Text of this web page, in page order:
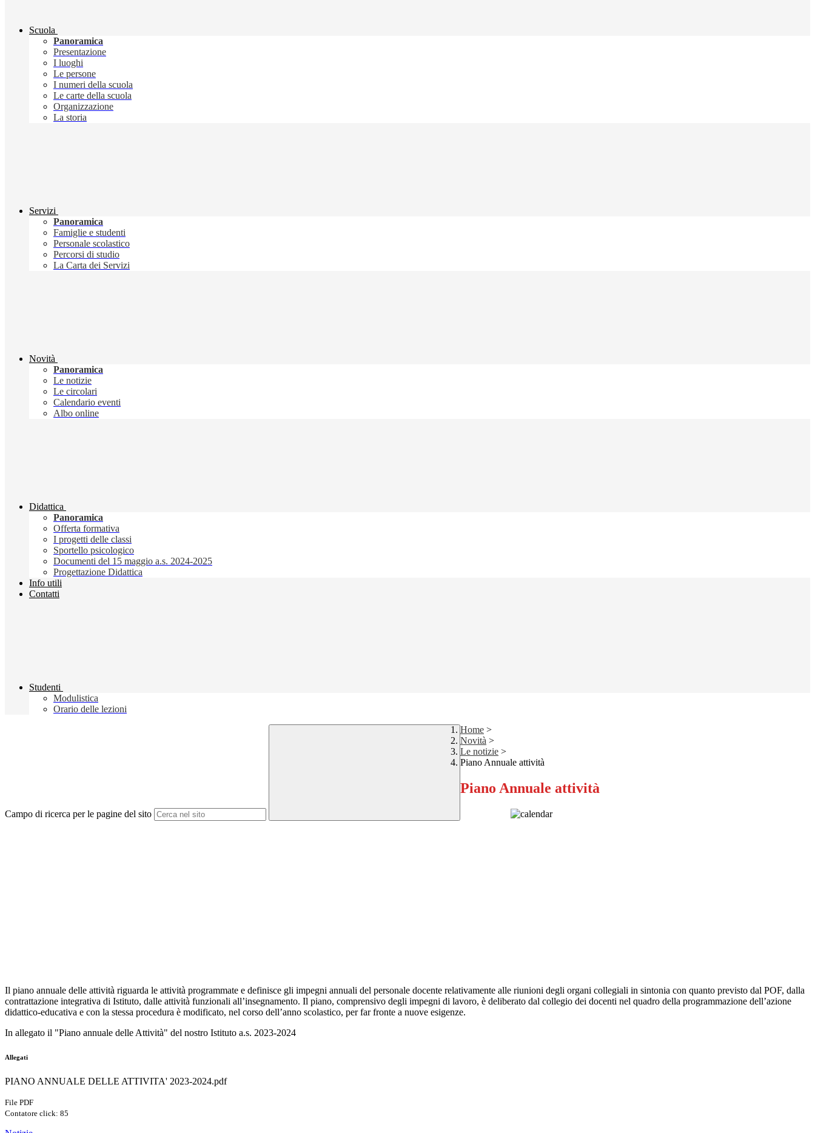
Scuola
Panoramica
Presentazione
I luoghi
Le persone
I numeri della scuola
Le carte della scuola
Organizzazione
La storia
Servizi
Panoramica
Famiglie e studenti
Personale scolastico
Percorsi di studio
La Carta dei Servizi
Novità
Panoramica
Le notizie
Le circolari
Calendario eventi
Albo online
Didattica
Panoramica
Offerta formativa
I progetti delle classi
Sportello psicologico
Documenti del 15 maggio a.s. 2024-2025
Progettazione Didattica
Info utili
Contatti
Studenti
Modulistica
Orario delle lezioni
Campo di ricerca per le pagine del sito
Home >
Novità >
Le notizie >
Piano Annuale attività
Piano Annuale attività
Il piano annuale delle attività riguarda le attività programmate e definisce gli impegni annuali del personale docente relativamente alle riunioni degli organi collegiali in sintonia con quanto previsto dal POF, dalla
contrattazione integrativa di Istituto, dalle attività funzionali all’insegnamento. Il piano, comprensivo degli impegni di lavoro, è deliberato dal collegio dei docenti nel quadro della programmazione dell’azione
didattico-educativa e con la stessa procedura è modificato, nel corso dell’anno scolastico, per far fronte a nuove esigenze.
In allegato il "Piano annuale delle Attività" del nostro Istituto a.s. 2023-2024
Allegati
PIANO ANNUALE DELLE ATTIVITA' 2023-2024.pdf
File PDF
Contatore click: 85